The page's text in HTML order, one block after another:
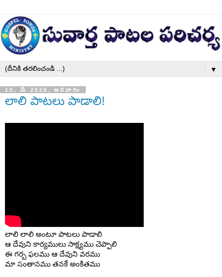
▼
10, మే 2026, ఆదివారం
లాలి పాటలు పాడాలి!
లాలి లాలి అంటూ పాటలు పాడాలి
ఆ దేవుని కార్యములు సాక్ష్యము చెప్పాలి
ఈ గర్భ ఫలము ఆ దేవుని వరము
మా సంతానము తనకే అంకితము